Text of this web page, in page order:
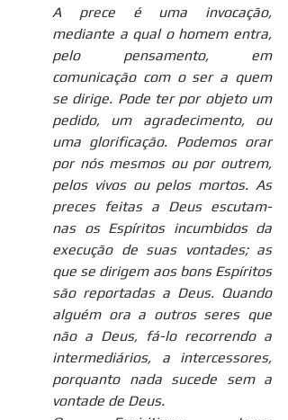
A prece é uma invocação,
mediante a qual o homem entra,
pelo pensamento, em
comunicação com o ser a quem
se dirige. Pode ter por objeto um
pedido, um agradecimento, ou
uma glorificação. Podemos orar
por nós mesmos ou por outrem,
pelos vivos ou pelos mortos. As
preces feitas a Deus escutam-
nas os Espíritos incumbidos da
execução de suas vontades; as
que se dirigem aos bons Espíritos
são reportadas a Deus. Quando
alguém ora a outros seres que
não a Deus, fá-lo recorrendo a
intermediários, a intercessores,
porquanto nada sucede sem a
vontade de Deus.